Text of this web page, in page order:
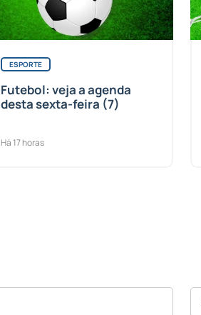
ESPORTE
Futebol: veja a agenda
desta sexta-feira (7)
Há 17 horas